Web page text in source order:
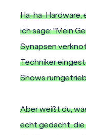
Ha-ha-Hardware,
ich sage: "Mein
Synapsen
Techniker
Shows
Aber weißt du,
echt gedacht, die